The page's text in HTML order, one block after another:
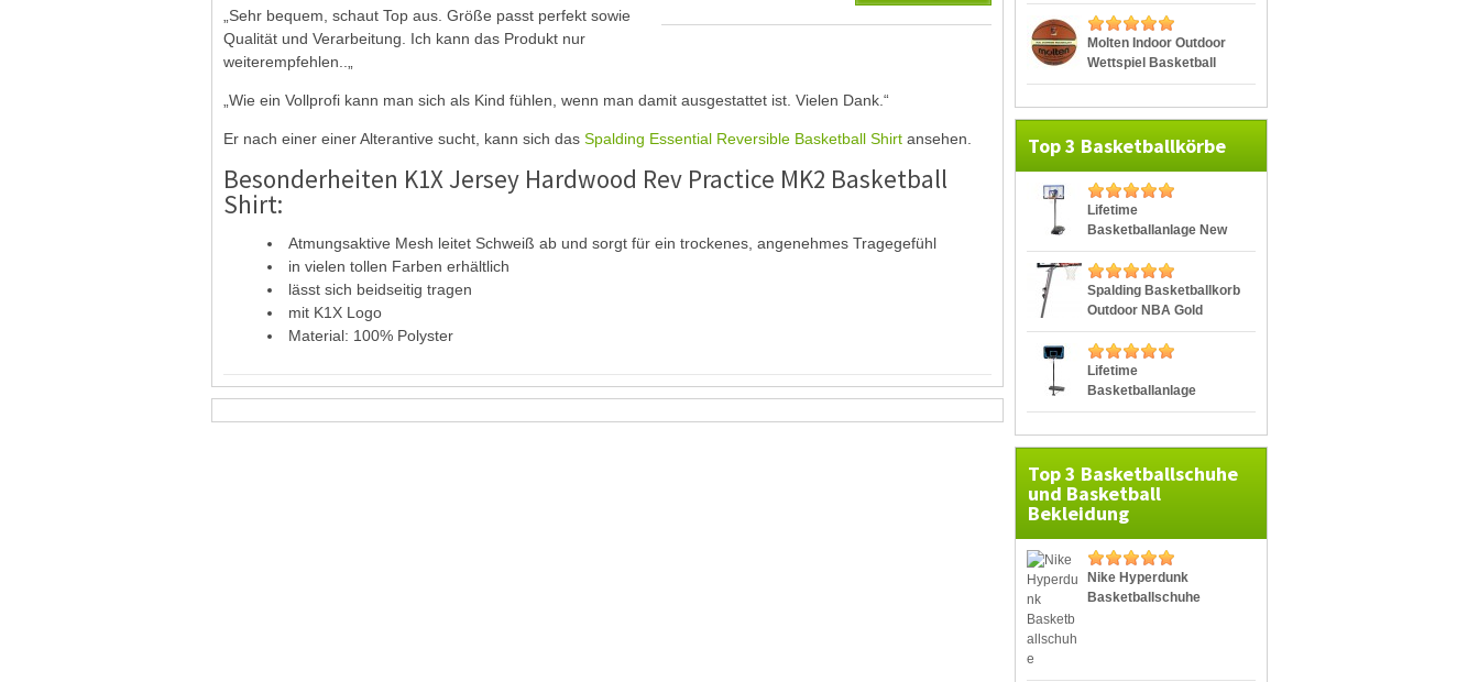
„Sehr bequem, schaut Top aus. Größe passt perfekt sowie
Qualität und Verarbeitung. Ich kann das Produkt nur
weiterempfehlen..
„Wie ein Vollprofi kann man sich als Kind fühlen, wenn man damit ausgestattet ist. Vielen Dank.“
Er nach einer einer Alterantive sucht, kann sich das Spalding Essential Reversible Basketball Shirt ansehen.
Besonderheiten K1X Jersey Hardwood Rev Practice MK2 Basketball
Shirt:
Atmungsaktive Mesh leitet Schweiß ab und sorgt für ein trockenes, angenehmes Tragegefühl
in vielen tollen Farben erhältlich
lässt sich beidseitig tragen
mit K1X Logo
Material: 100% Polyster
Molten Indoor Outdoor
Wettspiel Basketball
BGG7
Top 3 Basketballkörbe
Lifetime
Basketballanlage New
York Portable
Basketballkorb Outdoor
Spalding Basketballkorb
Outdoor NBA Gold
Portable
Basketballanlage
Lifetime
Basketballanlage
Cleveland Portable
Top 3 Basketballschuhe
und Basketball
Bekleidung
Nike Hyperdunk
Basketballschuhe